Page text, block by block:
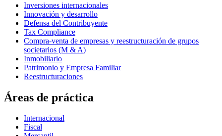
Inversiones internacionales
Innovación y desarrollo
Defensa del Contribuyente
Tax Compliance
Compra-venta de empresas y reestructuración de grupos
societarios (M & A)
Inmobiliario
Patrimonio y Empresa Familiar
Reestructuraciones
Áreas de práctica
Internacional
Fiscal